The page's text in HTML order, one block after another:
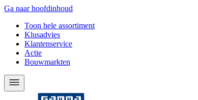
Ga naar hoofdinhoud
Toon hele assortiment
Klusadvies
Klantenservice
Actie
Bouwmarkten